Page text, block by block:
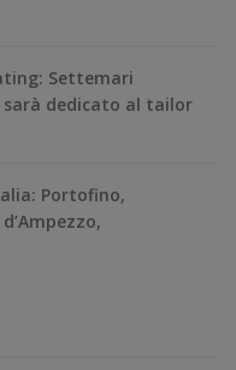
Settemari
sarà dedicato al tailor
Portofino,